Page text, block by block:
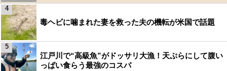
毒ヘビに噛まれた妻を救った夫の機転が米国で話題
4
江戸川で“高級魚”がドッサリ大漁！天ぷらにして腹い
っぱい食らう最強のコスパ
5